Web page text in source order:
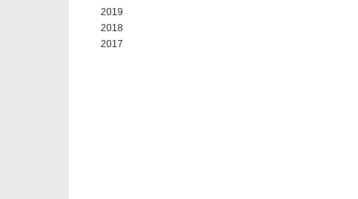
2019
2018
2017